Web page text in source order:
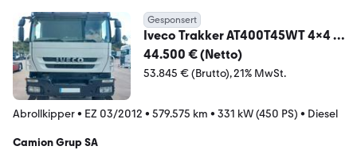
Gesponsert
Iveco Trakker AT400T45WT 4x4 +
SEMI
44.500 € (Netto)
53.845 € (Brutto) 21% MwSt.
Abrollkipper• EZ 03/2012 • 579.575 km • 331 kW (450 PS) • Diesel
Camion Grup SA